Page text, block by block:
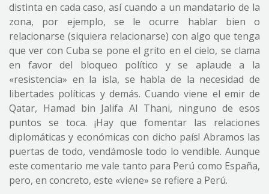
distinta en cada caso, así cuando a un mandatario de la
zona, por ejemplo, se le ocurre hablar bien o
relacionarse (siquiera relacionarse) con algo que tenga
que ver con Cuba se pone el grito en el cielo, se clama
en favor del bloqueo político y se aplaude a la
«resistencia» en la isla, se habla de la necesidad de
libertades políticas y demás. Cuando viene el emir de
Qatar, Hamad bin Jalifa Al Thani, ninguno de esos
puntos se toca. ¡Hay que fomentar las relaciones
diplomáticas y económicas con dicho país! Abramos las
puertas de todo, vendámosle todo lo vendible. Aunque
este comentario me vale tanto para Perú como España,
pero, en concreto, este «viene» se refiere a Perú.